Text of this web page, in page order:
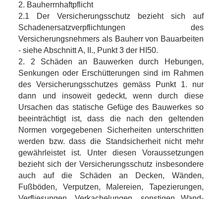
2. Bauherrnhaftpflicht
2.1 Der Versicherungsschutz bezieht sich auf
Schadenersatzverpflichtungen des
Versicherungsnehmers als Bauherr von Bauarbeiten
- siehe Abschnitt A, II., Punkt 3 der HI50.
2. 2 Schäden an Bauwerken durch Hebungen,
Senkungen oder Erschütterungen sind im Rahmen
des Versicherungsschutzes gemäss Punkt 1. nur
dann und insoweit gedeckt, wenn durch diese
Ursachen das statische Gefüge des Bauwerkes so
beeinträchtigt ist, dass die nach den geltenden
Normen vorgegebenen Sicherheiten unterschritten
werden bzw. dass die Standsicherheit nicht mehr
gewährleistet ist. Unter diesen Voraussetzungen
bezieht sich der Versicherungsschutz insbesondere
auch auf die Schäden an Decken, Wänden,
Fußböden, Verputzen, Malereien, Tapezierungen,